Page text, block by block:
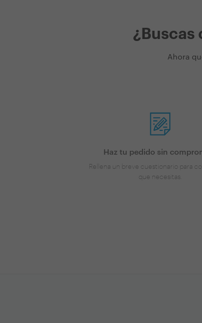
Ahora
Haz tu pedido sin
Rellena un breve cuestionario para
que necesitas.